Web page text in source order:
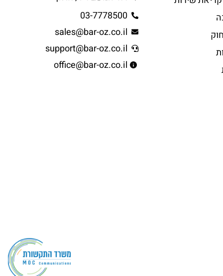
03-7778500
sales@bar-oz.co.il
support@bar-oz.co.il
office@bar-oz.co.il